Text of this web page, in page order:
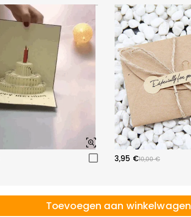
3,95 €10,00 €
Toevoegen aan winkelwagen